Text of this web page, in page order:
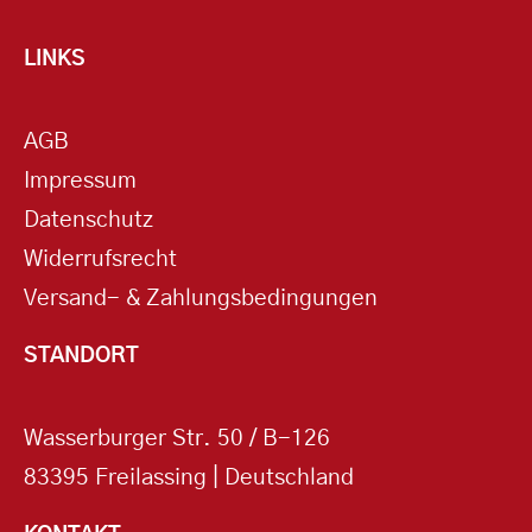
LINKS
AGB
Impressum
Datenschutz
Widerrufsrecht
Versand- & Zahlungsbedingungen
STANDORT
Wasserburger Str. 50 / B-126
83395 Freilassing | Deutschland